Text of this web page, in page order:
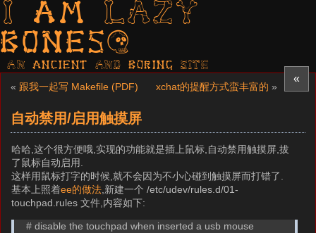
I am LAZY
bones?
AN ancient AND boring SITE
«
« 跟我一起写 Makefile (PDF) xchat的提醒方式蛮丰富的 »
自动禁用/启用触摸屏
哈哈,这个很方便哦,实现的功能就是插上鼠标,自动禁用触摸屏,拔
了鼠标自动启用.
这样用鼠标打字的时候,就不会因为不小心碰到触摸屏而打错了.
基本上照着ee的做法 ,新建一个 /etc/udev/rules.d/01-
touchpad.rules 文件,内容如下:
# disable the touchpad when inserted a usb mouse